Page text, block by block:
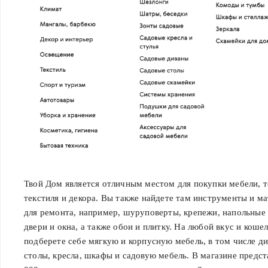
Твой Дом является отличным местом для покупки мебели,
текстиля и декора. Вы также найдете там инструменты и
для ремонта, например, шуруповерты, крепежи, напольные
двери и окна, а также обои и плитку. На любой вкус и
подберете себе мягкую и корпусную мебель, в том числе
столы, кресла, шкафы и садовую мебель. В магазине